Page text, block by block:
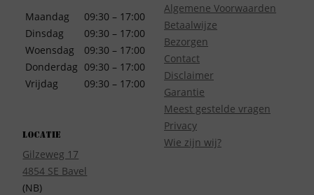
Maandag
Dinsdag
Woensdag
Donderdag
Vrijdag
09:30 – 17:00
09:30 – 17:00
09:30 – 17:00
09:30 – 17:00
09:30 – 17:00
Locatie
Gilzeweg 17
4854 SE Bavel
(NB)
Algemene Voorwaarden
Betaalwijze
Bezorgen
Contact
Disclaimer
Garantie
Meest gestelde vragen
Privacy
Wie zijn wij?